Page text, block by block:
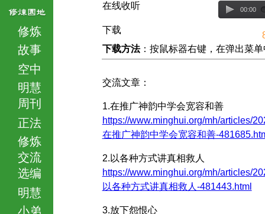
修炼
故事
空中
明慧
周刊
正法
修炼
交流
选编
明慧
小弟
在线收听 00:00
下载
下载方法：按鼠标器右键，在弹出菜
交流文章：
1.在推广神韵中学会宽容和善
https://www.minghui.org/mh/articles/
在推广神韵中学会宽容和善-
2.以各种方式讲真相救人
https://www.minghui.org/mh/articles/
以各种方式讲真相救人-481443.html
3.放下怨恨心